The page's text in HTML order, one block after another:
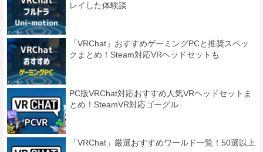
レイした体験談
「VRChat」おすすめゲーミングPCと推奨スペッ
クまとめ！Steam対応VRヘッドセットも
PC版VRChat対応おすすめ人気VRヘッドセットま
とめ！SteamVR対応ゴーグル
「VRChat」厳選おすすめワールド一覧！50選以上